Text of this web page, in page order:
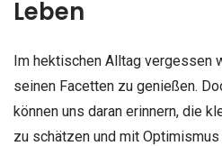
Leben
Im hektischen Alltag vergessen
seinen Facetten zu genießen.
können uns daran erinnern, die
zu schätzen und mit